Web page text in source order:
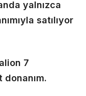
yalnızca
satılıyor
7